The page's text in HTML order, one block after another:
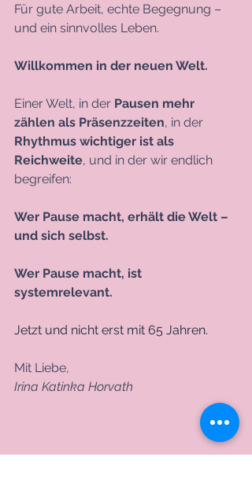
Für gute Arbeit, echte Begegnung –
und ein sinnvolles Leben.
Willkommen in der neuen Welt.
Einer Welt, in der Pausen mehr
zählen als Präsenzzeiten, in der
Rhythmus wichtiger ist als
Reichweite, und in der wir endlich
begreifen:
Wer Pause macht, erhält die Welt –
und sich selbst.
Wer Pause macht, ist
systemrelevant.
Jetzt und nicht erst mit 65 Jahren.
Mit Liebe,
Irina Katinka Horvath